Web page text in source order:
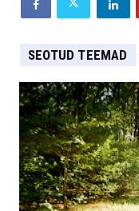
SEOTUD TEEMAD